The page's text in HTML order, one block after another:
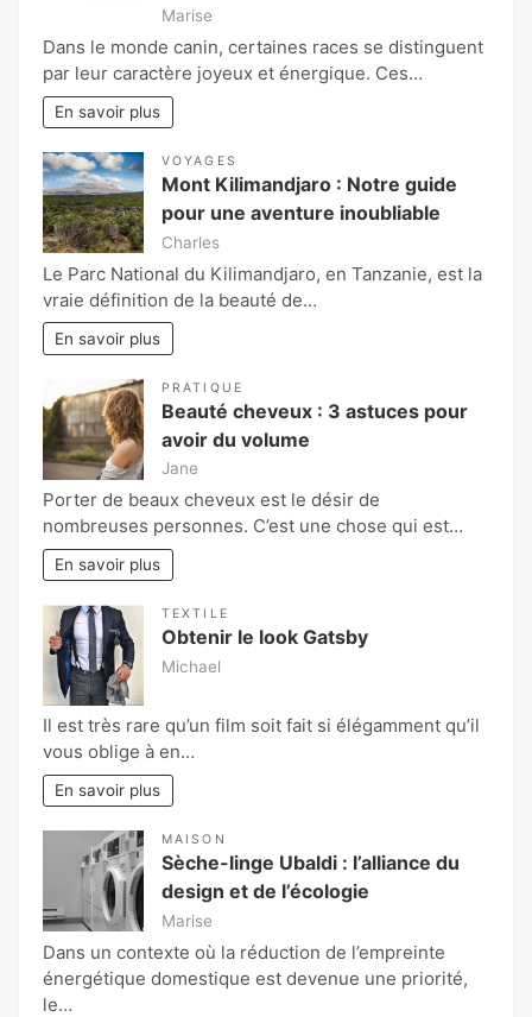
Marise
Dans le monde canin, certaines races se distinguent
par leur caractère joyeux et énergique. Ces…
En savoir plus
VOYAGES
Mont Kilimandjaro : Notre guide
pour une aventure inoubliable
Charles
Le Parc National du Kilimandjaro, en Tanzanie, est la
vraie définition de la beauté de…
En savoir plus
PRATIQUE
Beauté cheveux : 3 astuces pour
avoir du volume
Jane
Porter de beaux cheveux est le désir de
nombreuses personnes. C’est une chose qui est…
En savoir plus
TEXTILE
Obtenir le look Gatsby
Michael
Il est très rare qu’un film soit fait si élégamment qu’il
vous oblige à en…
En savoir plus
MAISON
Sèche-linge Ubaldi : l’alliance du
design et de l’écologie
Marise
Dans un contexte où la réduction de l’empreinte
énergétique domestique est devenue une priorité,
le…